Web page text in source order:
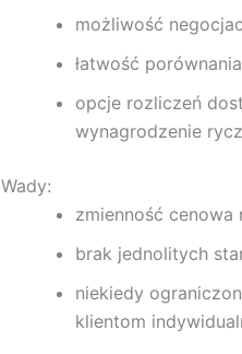
możliwość
łatwość
opcje rozliczeń
wynagrodzenie
Wady:
zmienność cenowa
brak jednolitych
niekiedy
klientom